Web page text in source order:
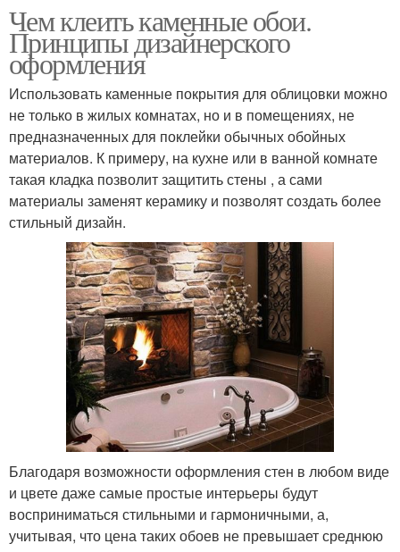
Чем клеить каменные обои.
Принципы дизайнерского
оформления
Использовать каменные покрытия для облицовки можно
не только в жилых комнатах, но и в помещениях, не
предназначенных для поклейки обычных обойных
материалов. К примеру, на кухне или в ванной комнате
такая кладка позволит защитить стены , а сами
материалы заменят керамику и позволят создать более
стильный дизайн.
Благодаря возможности оформления стен в любом виде
и цвете даже самые простые интерьеры будут
восприниматься стильными и гармоничными, а,
учитывая, что цена таких обоев не превышает среднюю